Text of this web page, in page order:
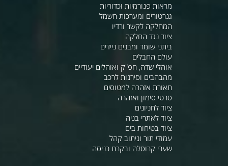
מראות פנורמיות וכדוריות
גנרטורים ומערכות חשמל
המחלקה לקשר ורדיו
ציוד נגד החלקה
ביתני שומר ומבנים ניידים
עולם החבלים
אוהלי שדה, חפ"ק ואוהלים יעודיים
מהבהבים וסירנות לרכב
תאורת אזהרה למטוסים
סרטי סימון ואזהרה
ציוד לחניונים
ציוד לאתרי בניה
ציוד בטיחות בים
עמודי תור וניתוב קהל
שערי קרוסלה ובקרת כניסה